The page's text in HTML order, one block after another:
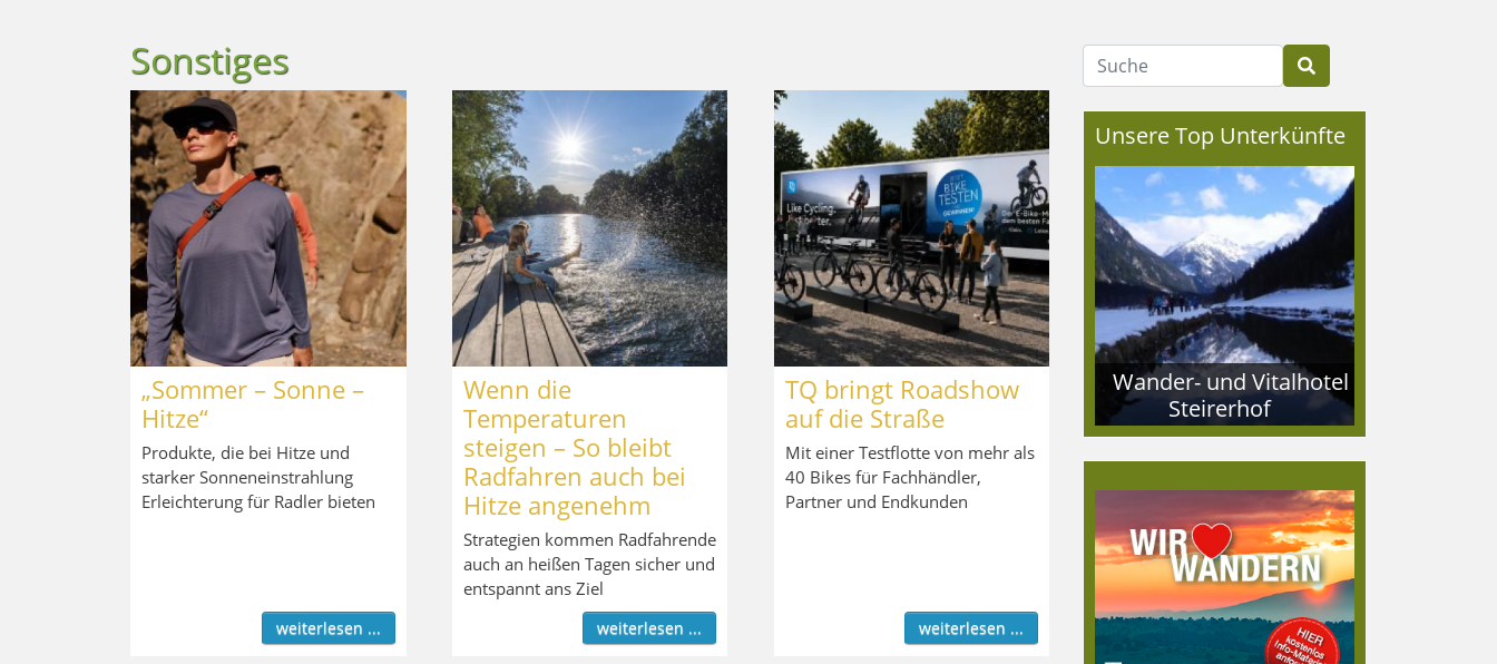
Sonstiges
„Sommer – Sonne –
Hitze“
Produkte, die bei Hitze und
starker Sonneneinstrahlung
Erleichterung für Radler bieten
weiterlesen ...
Wenn die
Temperaturen
steigen – So bleibt
Radfahren auch bei
Hitze angenehm
Strategien kommen Radfahrende
auch an heißen Tagen sicher und
entspannt ans Ziel
weiterlesen ...
TQ bringt Roadshow
auf die Straße
Mit einer Testflotte von mehr als
40 Bikes für Fachhändler,
Partner und Endkunden
weiterlesen ...
Suche
Unsere Top Unterkünfte
Wander- und Vitalhotel
Steirerhof